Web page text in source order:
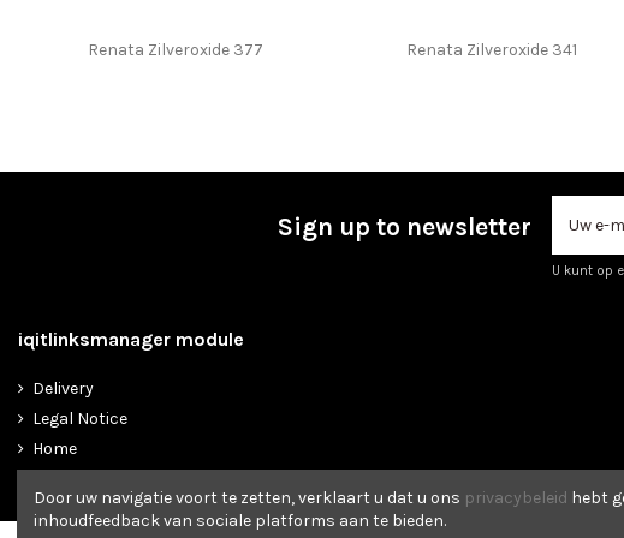
Renata Zilveroxide 377 Renata Zilveroxide 341
Sign up to newsletter
U kunt op
iqitlinksmanager module
Delivery
Legal Notice
Home
Door uw navigatie voort te zetten, verklaart u dat u ons privacybeleid hebt
inhoudfeedback van sociale platforms aan te bieden.